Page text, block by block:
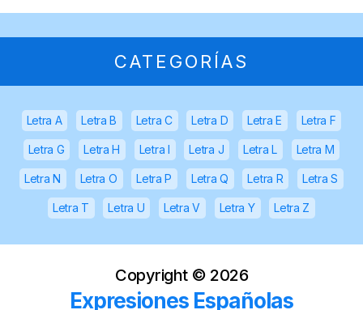
CATEGORÍAS
Letra A Letra B Letra C Letra D Letra E Letra F
Letra G Letra H Letra I Letra J Letra L Letra M
Letra N Letra O Letra P Letra Q Letra R Letra S
Letra T Letra U Letra V Letra Y Letra Z
Copyright © 2026
Expresiones Españolas